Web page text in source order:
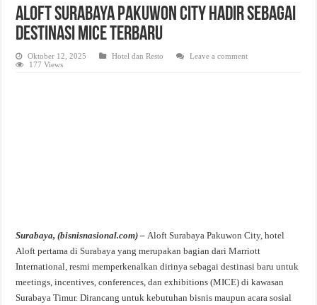
Dibutuhkan Marketing. Lamaran di-email ke redaksi@bisnisnasional.com
Aloft Surabaya Pakuwon City Hadir Sebagai
Destinasi MICE Terbaru
Oktober 12, 2025 Hotel dan Resto
Leave a comment
177 Views
Surabaya, (bisnisnasional.com) – Aloft Surabaya Pakuwon City, hotel
Aloft pertama di Surabaya yang merupakan bagian dari Marriott
International, resmi memperkenalkan dirinya sebagai destinasi baru untuk
meetings, incentives, conferences, dan exhibitions (MICE) di kawasan
Surabaya Timur. Dirancang untuk kebutuhan bisnis maupun acara sosial